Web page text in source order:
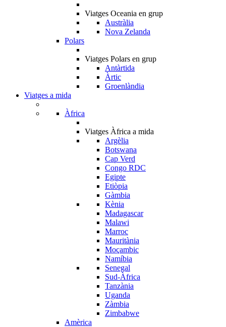
Viatges Oceania en grup
Austràlia
Nova Zelanda
Polars
Viatges Polars en grup
Antàrtida
Àrtic
Groenlàndia
Viatges a mida
Àfrica
Viatges Àfrica a mida
Argèlia
Botswana
Cap Verd
Congo RDC
Egipte
Etiòpia
Gàmbia
Kènia
Madagascar
Malawi
Marroc
Mauritània
Moçambic
Namíbia
Senegal
Sud-Àfrica
Tanzània
Uganda
Zàmbia
Zimbabwe
Amèrica